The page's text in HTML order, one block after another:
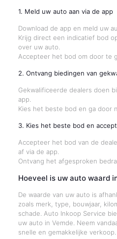
1. Meld uw auto aan via de app
Download de app en meld uw
Krijg direct een indicatief bod
over uw auto.
Accepteer het bod om door te
2. Ontvang biedingen van
Gekwalificeerde dealers doen
app.
Kies het beste bod en ga door
3. Kies het beste bod en
Accepteer het bod van de
af via de app.
Ontvang het afgesproken
Hoeveel is uw auto waard
De waarde van uw auto is
zoals merk, type, bouwjaar,
schade. Auto Inkoop Service
uw auto in Vemde. Neem
snelle en gemakkelijke verkoop.